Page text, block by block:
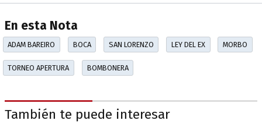
En esta Nota
ADAM BAREIRO BOCA SAN LORENZO LEY DEL EX MORBO
TORNEO APERTURA BOMBONERA
También te puede interesar